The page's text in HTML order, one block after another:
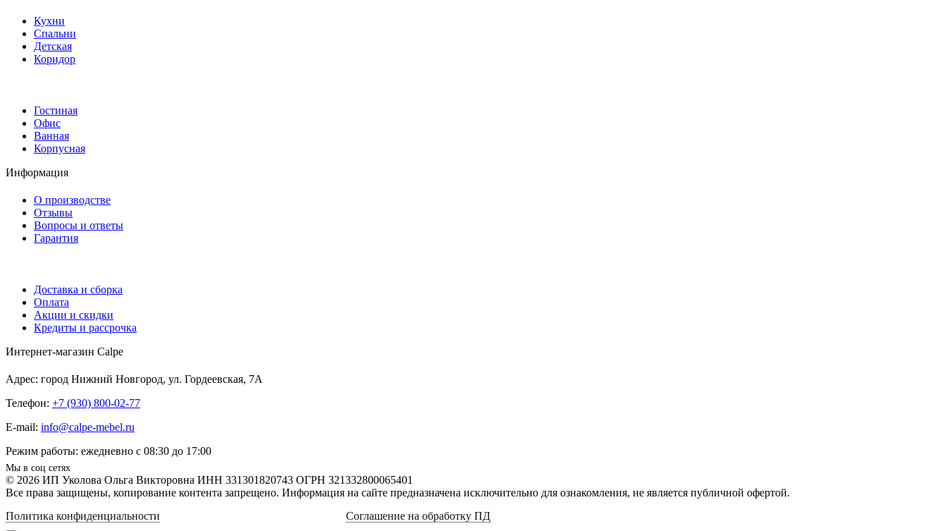
Кухни
Спальни
Детская
Коридор
Гостиная
Офис
Ванная
Корпусная
Информация
О производстве
Отзывы
Вопросы и ответы
Гарантия
Доставка и сборка
Оплата
Акции и скидки
Кредиты и рассрочка
Интернет-магазин Calpe
Адрес: город Нижний Новгород, ул. Гордеевская, 7А
Телефон: +7 (930) 800-02-77
E-mail: info@calpe-mebel.ru
Режим работы: ежедневно с 08:30 до 17:00
Мы в соц сетях
© 2026 ИП Уколова Ольга Викторовна ИНН 331301820743 ОГРН 321332800065401
Все права защищены, копирование контента запрещено. Информация на сайте предназначена исключительно для ознакомления, не является публичной офертой.
Политика конфиденциальности
Соглашение на обработку ПД